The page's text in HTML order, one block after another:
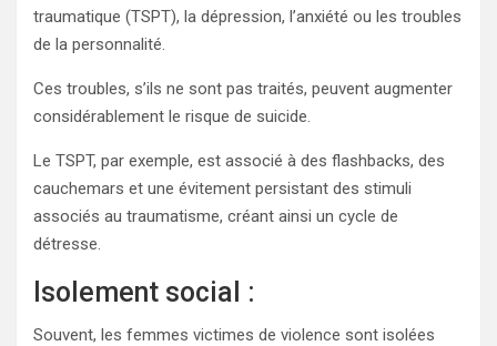
traumatique (TSPT), la dépression, l’anxiété ou les troubles
de la personnalité.
Ces troubles, s’ils ne sont pas traités, peuvent augmenter
considérablement le risque de suicide.
Le TSPT, par exemple, est associé à des flashbacks, des
cauchemars et une évitement persistant des stimuli
associés au traumatisme, créant ainsi un cycle de
détresse.
Isolement social :
Souvent, les femmes victimes de violence sont isolées